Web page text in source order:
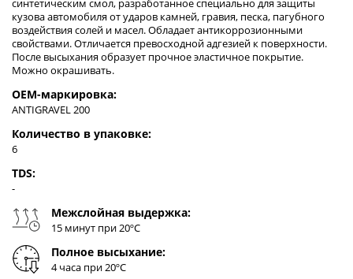
синтетическим смол, разработанное специально для защиты
кузова автомобиля от ударов камней, гравия, песка, пагубного
воздействия солей и масел. Обладает антикоррозионными
свойствами. Отличается превосходной адгезией к поверхности.
После высыхания образует прочное эластичное покрытие.
Можно окрашивать.
OEM-маркировка:
ANTIGRAVEL 200
Количество в упаковке:
6
TDS:
-
Межслойная выдержка:
15 минут при 20ºC
Полное высыхание:
4 часа при 20ºC